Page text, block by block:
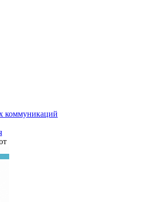
коммуникаций